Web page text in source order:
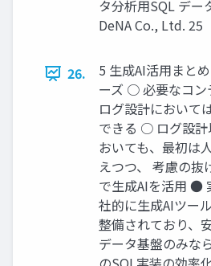
タ分析用SQL デ
DeNA Co., Ltd. 25
26.
5 生成AI活用まと
ーズ ○ 必要なコン
ログ設計において
できる ○ ログ設計
おいても、最初は
えつつ、 考慮の抜
で生成AIを活用 ●
社的に生成AIツー
整備されており、
データ基盤のみな